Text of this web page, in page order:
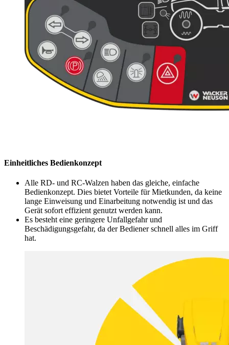
Einheitliches Bedienkonzept
Alle RD- und RC-Walzen haben das gleiche, einfache
Bedienkonzept. Dies bietet Vorteile für Mietkunden, da keine
lange Einweisung und Einarbeitung notwendig ist und das
Gerät sofort effizient genutzt werden kann.
Es besteht eine geringere Unfallgefahr und
Beschädigungsgefahr, da der Bediener schnell alles im Griff
hat.